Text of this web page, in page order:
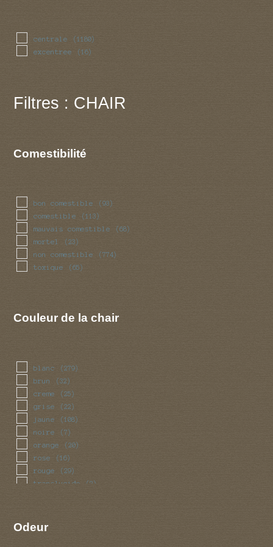
centrale (1180)
excentree (16)
Filtres : CHAIR
Comestibilité
bon comestible (93)
comestible (113)
mauvais comestible (68)
mortel (23)
non comestible (774)
toxique (65)
Couleur de la chair
blanc (279)
brun (32)
creme (25)
grise (22)
jaune (108)
noire (7)
orange (20)
rose (16)
rouge (29)
translucide (2)
Odeur